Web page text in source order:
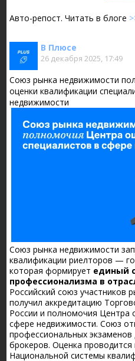
Авто-репост. Читать в блоге
В Плюсе
26 декабря 2025, 17:49
Союз рынка недвижимости
оценки квалификации
недвижимости
Союз рынка недвижимости
квалификации риелторов —
которая формирует единый
профессионализма в
Российский союз участников
получил аккредитацию
России и полномочия Центра
сфере недвижимости. Союз
профессиональных экзаменов
брокеров. Оценка проводится
Национальной системы